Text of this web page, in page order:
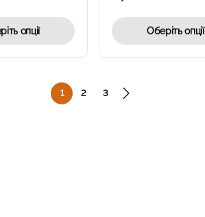
опції Оберіть опції
1 2 3